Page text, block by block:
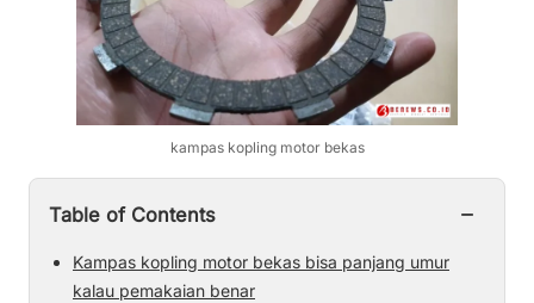
kampas kopling motor bekas
Table of Contents −
Kampas kopling motor bekas bisa panjang umur
kalau pemakaian benar